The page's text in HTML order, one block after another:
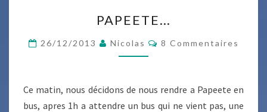
PAPEETE…
26/12/2013 Nicolas Commentaires
8 Commentaires
Ce matin, nous décidons de nous rendre a Papeete en
bus, apres 1h a attendre un bus qui ne vient pas, une